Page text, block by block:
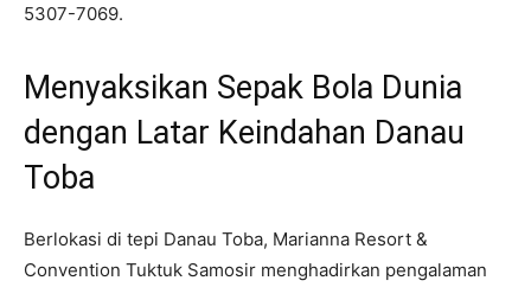
5307-7069.
Menyaksikan Sepak Bola Dunia
dengan Latar Keindahan Danau
Toba
Berlokasi di tepi Danau Toba, Marianna Resort &
Convention Tuktuk Samosir menghadirkan pengalaman